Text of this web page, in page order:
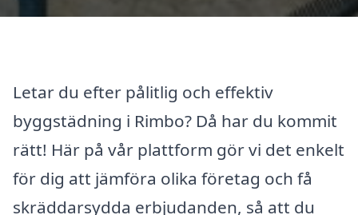
Letar du efter pålitlig och effektiv
byggstädning i Rimbo? Då har du kommit
rätt! Här på vår plattform gör vi det enkelt
för dig att jämföra olika företag och få
skräddarsydda erbjudanden, så att du